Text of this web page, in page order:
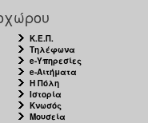
Κ.Ε.Π.
Τηλέφωνα
e-Υπηρεσίες
e-Αιτήματα
Η Πόλη
Ιστορία
Κνωσός
Μουσεία